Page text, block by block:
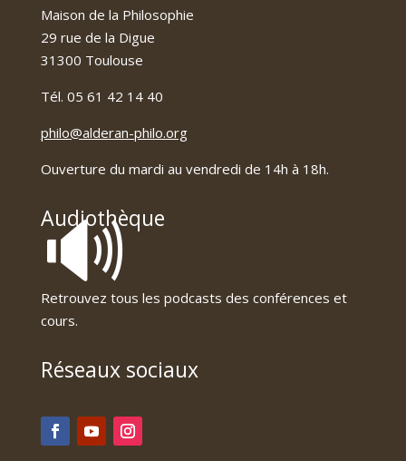
Maison de la Philosophie
29 rue de la Digue
31300 Toulouse
Tél. 05 61 42 14 40
philo@alderan-philo.org
Ouverture du mardi au vendredi de 14h à 18h.
Audiothèque
🔊
Retrouvez tous les podcasts des conférences et
cours.
Réseaux sociaux